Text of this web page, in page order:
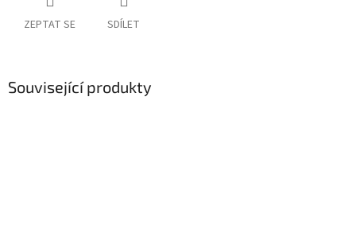
ZEPTAT SE SDÍLET
Související produkty